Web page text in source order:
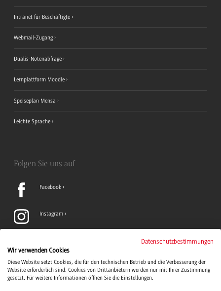
Intranet für Beschäftigte
Webmail-Zugang
Dualis-Notenabfrage
Lernplattform Moodle
Speiseplan Mensa
Leichte Sprache
Folgen Sie uns auf
Facebook
Instagram
TikTok
Datenschutzbestimmungen
Wir verwenden Cookies
Diese Website setzt Cookies, die für den technischen Betrieb und die Verbesserung der
Website erforderlich sind. Cookies von Drittanbietern werden nur mit Ihrer Zustimmung
gesetzt. Für weitere Informationen öffnen Sie die Einstellungen.